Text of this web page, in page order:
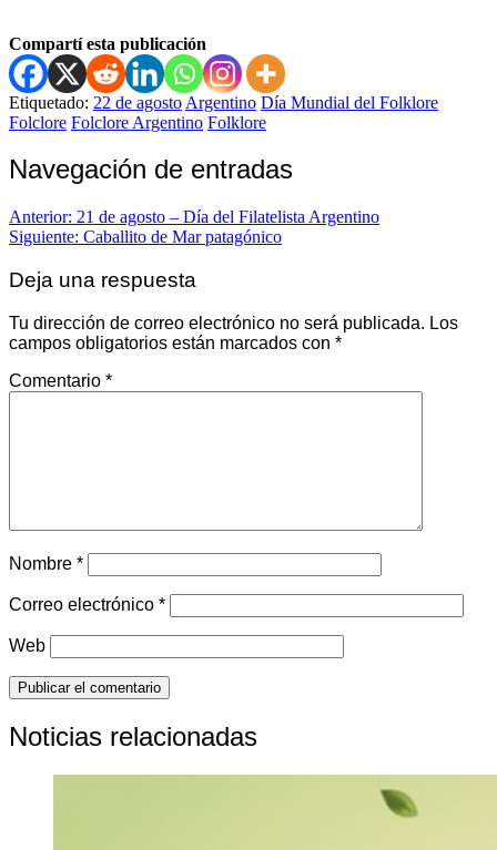
Compartí esta publicación
Etiquetado: 22 de agosto Argentino Día Mundial del Folklore
Folclore Folclore Argentino Folklore
Navegación de entradas
Anterior: 21 de agosto – Día del Filatelista Argentino
Siguiente: Caballito de Mar patagónico
Deja una respuesta
Tu dirección de correo electrónico no será publicada. Los
campos obligatorios están marcados con *
Comentario *
Nombre *
Correo electrónico *
Web
Noticias relacionadas